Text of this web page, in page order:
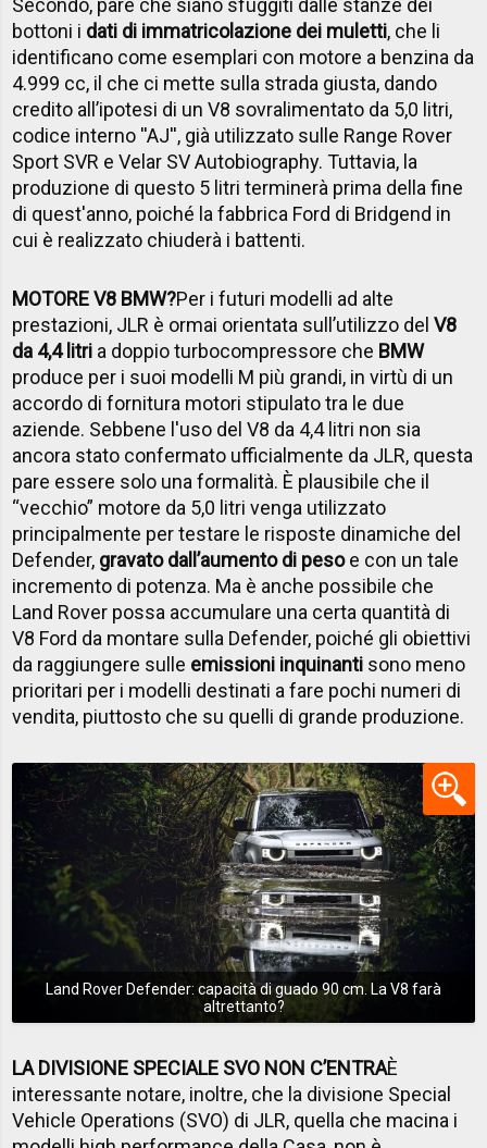
bottoni i dati di immatricolazione dei muletti, che li
identificano come esemplari con motore a benzina da
4.999 cc, il che ci mette sulla strada giusta, dando
credito all’ipotesi di un V8 sovralimentato da 5,0 litri,
codice interno ''AJ'', già utilizzato sulle Range Rover
Sport SVR e Velar SV Autobiography. Tuttavia, la
produzione di questo 5 litri terminerà prima della fine
di quest'anno, poiché la fabbrica Ford di Bridgend in
cui è realizzato chiuderà i battenti.
MOTORE V8 BMW?Per i futuri modelli ad alte
prestazioni, JLR è ormai orientata sull’utilizzo delV8
da 4,4 litri a doppio turbocompressore che BMW
produce per i suoi modelli M più grandi, in virtù di un
accordo di fornitura motori stipulato tra le due
aziende. Sebbene l'uso del V8 da 4,4 litri non sia
ancora stato confermato ufficialmente da JLR, questa
pare essere solo una formalità. È plausibile che il
“vecchio” motore da 5,0 litri venga utilizzato
principalmente per testare le risposte dinamiche del
Defender, gravato dall’aumento di pesoe con un tale
incremento di potenza. Ma è anche possibile che
Land Rover possa accumulare una certa quantità di
V8 Ford da montare sulla Defender, poiché gli obiettivi
da raggiungere sulle emissioni inquinanti sono meno
prioritari per i modelli destinati a fare pochi numeri di
vendita, piuttosto che su quelli di grande produzione.
Land Rover Defender: capacità di guado 90 cm. La V8 farà
altrettanto?
LA DIVISIONE SPECIALE SVO NON C’ENTRAÈ
interessante notare, inoltre, che la divisione Special
Vehicle Operations (SVO) di JLR, quella che macina i